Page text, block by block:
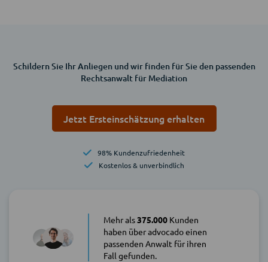
Schildern Sie Ihr Anliegen und wir finden für Sie den passenden
Rechtsanwalt für Mediation
Jetzt Ersteinschätzung erhalten
98% Kundenzufriedenheit
Kostenlos & unverbindlich
Mehr als375.000Kunden
haben über advocado einen
passenden Anwalt für ihren
Fall gefunden.